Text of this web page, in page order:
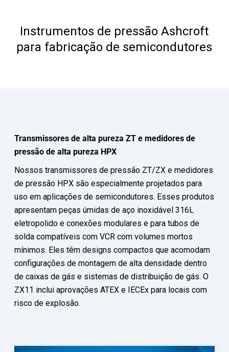
Instrumentos de pressão Ashcroft
para fabricação de semicondutores
Transmissores de alta pureza ZT e medidores de
pressão de alta pureza HPX
Nossos transmissores de pressão ZT/ZX e medidores
de pressão HPX são especialmente projetados para
uso em aplicações de semicondutores. Esses produtos
apresentam peças úmidas de aço inoxidável 316L
eletropolido e conexões modulares e para tubos de
solda compatíveis com VCR com volumes mortos
mínimos. Eles têm designs compactos que acomodam
configurações de montagem de alta densidade dentro
de caixas de gás e sistemas de distribuição de gás. O
ZX11 inclui aprovações ATEX e IECEx para locais com
risco de explosão.